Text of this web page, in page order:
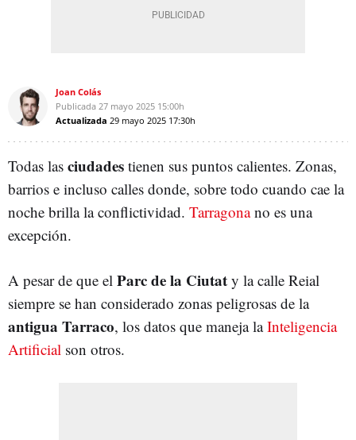
Joan Colás
Publicada 27 mayo 2025 15:00h
Actualizada 29 mayo 2025 17:30h
Todas las ciudades tienen sus puntos calientes. Zonas,
barrios e incluso calles donde, sobre todo cuando cae la
noche brilla la conflictividad. Tarragonano es una
excepción.
A pesar de que el Parc de la Ciutat y la calle Reial
siempre se han considerado zonas peligrosas de la
antigua Tarraco, los datos que maneja laInteligencia
Artificial son otros.